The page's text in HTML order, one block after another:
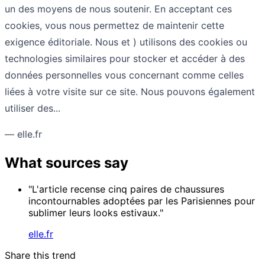
un des moyens de nous soutenir. En acceptant ces
cookies, vous nous permettez de maintenir cette
exigence éditoriale. Nous et ) utilisons des cookies ou
technologies similaires pour stocker et accéder à des
données personnelles vous concernant comme celles
liées à votre visite sur ce site. Nous pouvons également
utiliser des...
— elle.fr
What sources say
"L'article recense cinq paires de chaussures
incontournables adoptées par les Parisiennes pour
sublimer leurs looks estivaux."
elle.fr
Share this trend